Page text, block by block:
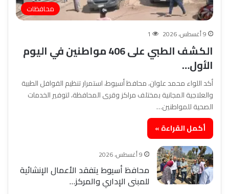
محافظات
9 أغسطس، 2026 1
الكشف الطبي على 406 مواطنين في اليوم
الأول…
أكد اللواء محمد علوان، محافظ أسيوط، استمرار تنظيم القوافل الطبية
والعلاجية المجانية بمختلف مراكز وقرى المحافظة، لتوفير الخدمات
الصحية للمواطنين…
أكمل القراءة »
9 أغسطس، 2026
محافظ أسيوط يتفقد الأعمال الإنشائية
للمبنى الإداري والمركز…